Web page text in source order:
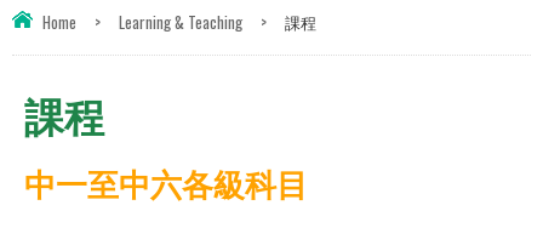
Home > Learning & Teaching > 課程
課程
中一至中六各級科目